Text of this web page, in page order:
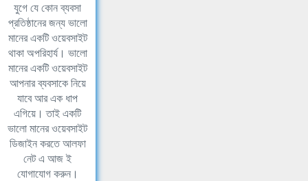
যুগে যে কোন ব্যবসা
প্রতিষ্ঠানের জন্য ভালো
মানের একটি ওয়েবসাইট
থাকা অপরিহার্য। ভালো
মানের একটি ওয়েবসাইট
আপনার ব্যবসাকে নিয়ে
যাবে আর এক ধাপ
এগিয়ে। তাই একটি
ভালো মানের ওয়েবসাইট
ডিজাইন করতে আলফা
নেট এ আজ ই
যোগাযোগ করুন।